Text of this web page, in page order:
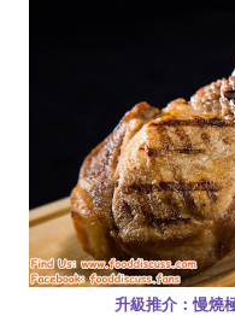
升級推介：慢燒